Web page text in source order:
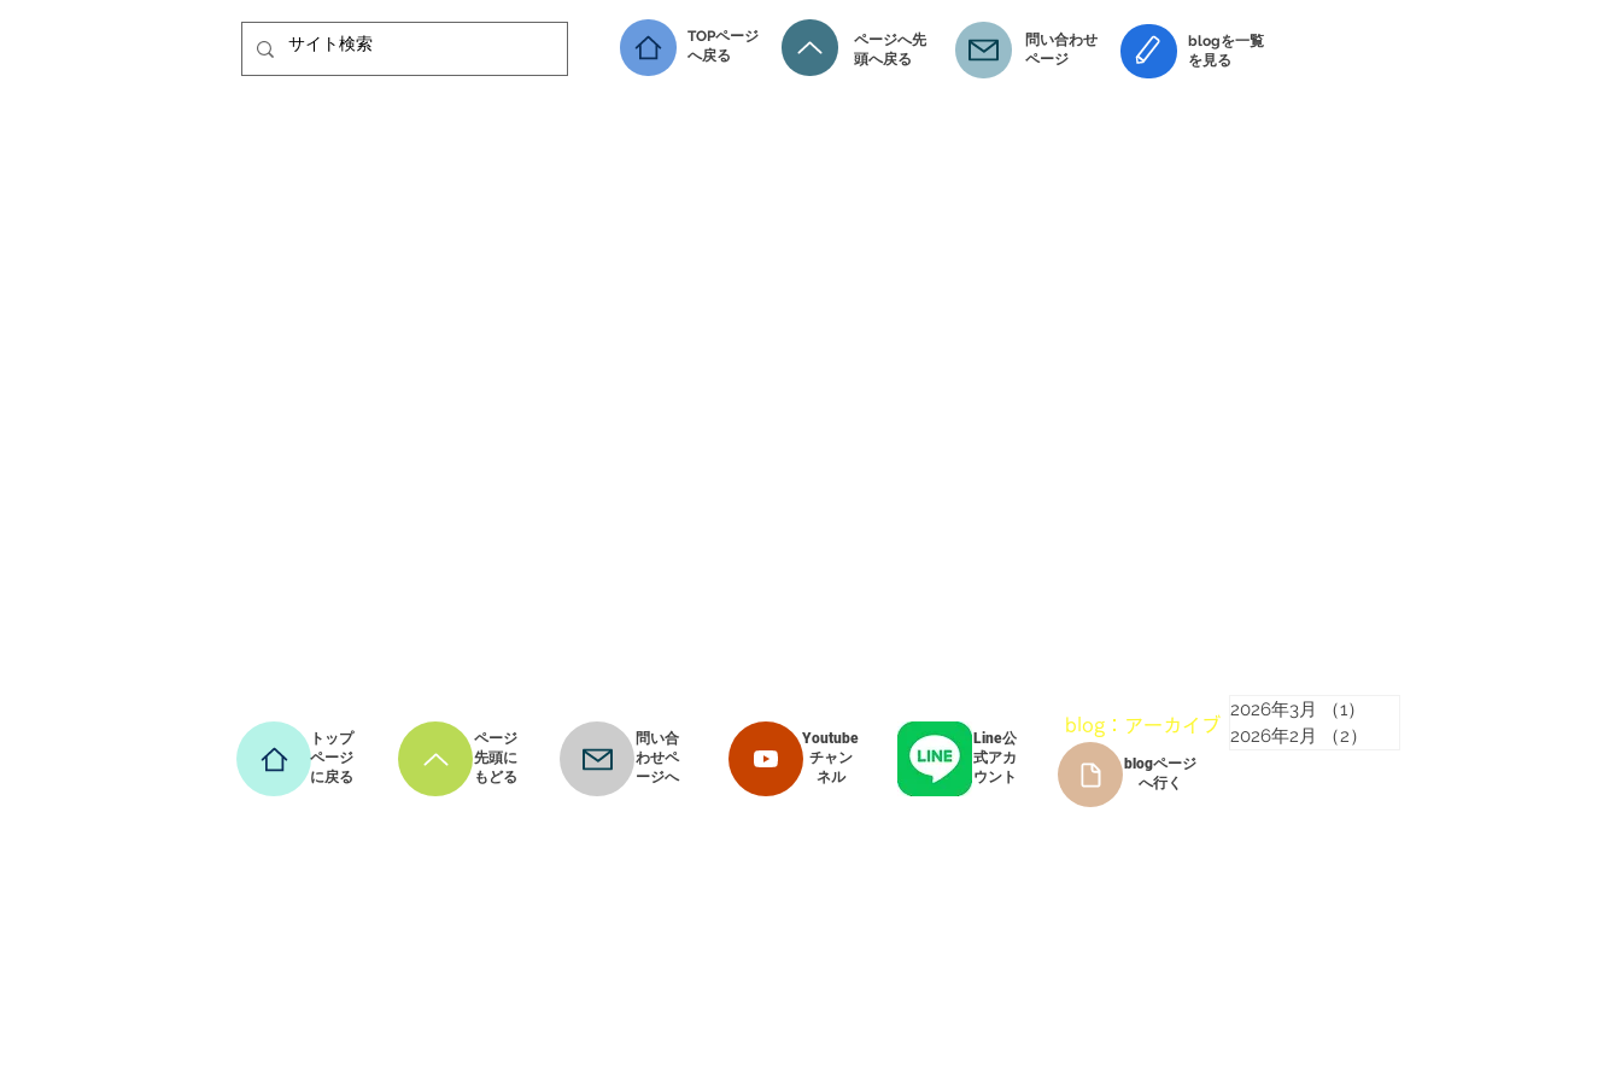
TOPページ
へ戻る
ページへ先
頭へ戻る
問い合わせ​
ページ
blogを一覧
を見る
トップ
ページ
に戻る
ページ
先頭に
もどる
問い合
わせペ
ージへ
Youtube
チャン
ネル
Line公
式アカ
ウント
​blog：アーカイブ
blogページ
へ行く
2026年3月 （1）
2026年2月
（2）